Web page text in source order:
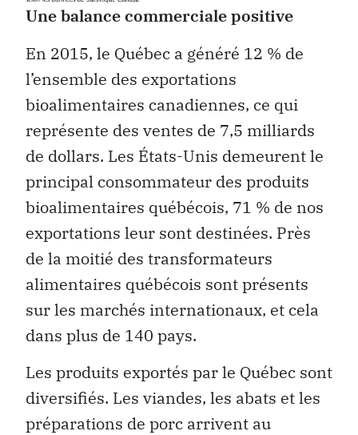
Une balance commerciale positive
En 2015, le Québec a généré 12 % de
l’ensemble des exportations
bioalimentaires canadiennes, ce qui
représente des ventes de 7,5 milliards
de dollars. Les États-Unis demeurent le
principal consommateur des produits
bioalimentaires québécois, 71 % de nos
exportations leur sont destinées. Près
de la moitié des transformateurs
alimentaires québécois sont présents
sur les marchés internationaux, et cela
dans plus de 140 pays.
Les produits exportés par le Québec sont
diversifiés. Les viandes, les abats et les
préparations de porc arrivent au